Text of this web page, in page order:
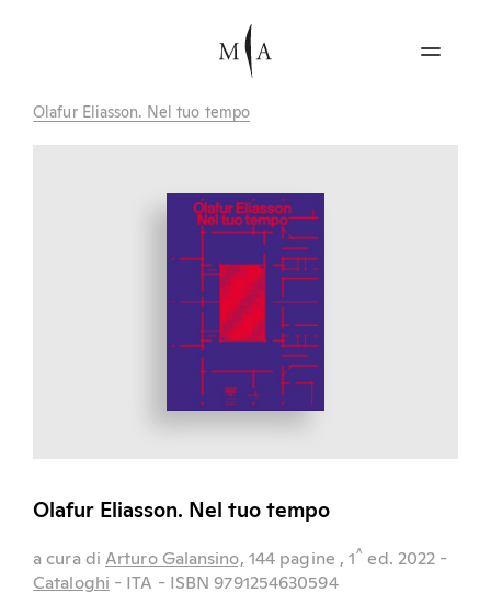
Olafur Eliasson. Nel tuo tempo
Olafur Eliasson. Nel tuo tempo
a cura di Arturo Galansino, 144 pagine , 1^ ed. 2022 -
Cataloghi - ITA - ISBN 9791254630594